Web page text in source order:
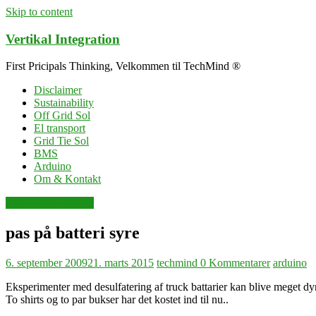
Skip to content
Vertikal Integration
First Pricipals Thinking, Velkommen til TechMind ®
Disclaimer
Sustainability
Off Grid Sol
El transport
Grid Tie Sol
BMS
Arduino
Om & Kontakt
pas på batteri syre
6. september 200921. marts 2015 techmind 0 Kommentarer arduino
Eksperimenter med desulfatering af truck battarier kan blive meget
To shirts og to par bukser har det kostet ind til nu..